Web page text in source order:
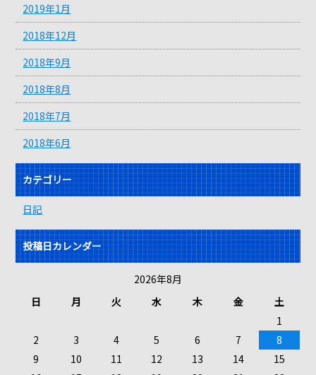
2019年1月
2018年12月
2018年9月
2018年8月
2018年7月
2018年6月
カテゴリー
日記
投稿日カレンダー
2026年8月
日
月 火 水 木 金
土
1
2
3 4 5 6 7
8
9
10 11 12 13 14
15